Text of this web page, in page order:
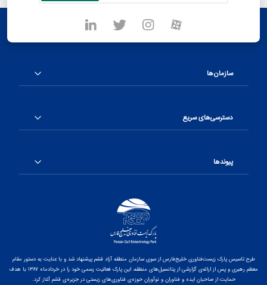
سازمان‌ها
دسترسی‌های سریع
پیوندها
طرح تاسیس پارک زیست‌فناوری خلیج‌فارس از سوی سازمان منطقه آزاد قشم پیشنهاد شد و با عنایت به دستور مقام
معظم رهبری و پس از ارائه‌ی گزارشی از پتانسیل‌های منطقه، این پارک فعالیت رسمی خود را در خردادماه ۱۳۸۷ با هدف
حمایت از صاحبان ایده و فناوران و نوآوران حوزه‌ی فناوری‌های زیستی در جزیره‌ی قشم آغاز کرد.